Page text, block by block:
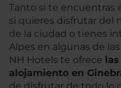
Tanto si te encuentras
si quieres disfrutar del
de la ciudad o tienes
Alpes en algunas de
NH Hotels te ofrece
alojamiento en